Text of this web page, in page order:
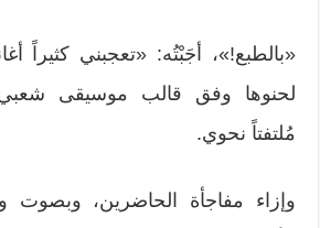
«بالطبع!»، أجَبْتُه: «تعجبني كثيراً
لحنوها وفق قالب موسيقى
مُلتفتاً نحوي.
وإزاء مفاجأة الحاضرين، وبصوت